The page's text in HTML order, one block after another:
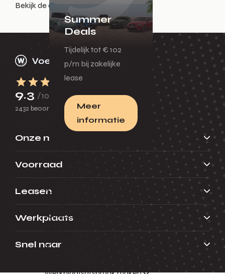
Summer
Deals
Tijdelijk tot € 102
p/m bij zakelijke
lease
Meer
informatie
Terug
Werkplaats
Menu
Bekijk de actiepagina
9.3 /10
2432 beoordelingen
Onze merken
Voorraad
Leasen
Werkplaats
Snel naar